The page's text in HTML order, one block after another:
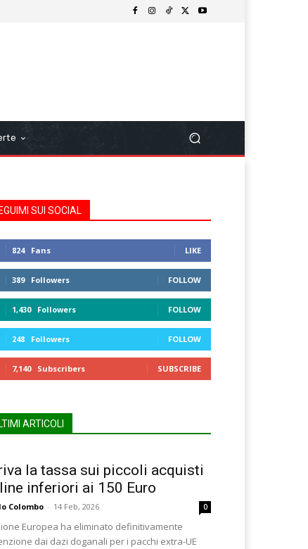
SUI SOCIAL
824 Fans LIKE
389 Followers FOLLOW
1,430 Followers FOLLOW
248 Followers FOLLOW
7,140 Subscribers SUBSCRIBE
ARTICOLI
la tassa sui piccoli acquisti
inferiori ai 150 Euro
Colombo - 14 Feb, 2026 0
Europea ha eliminato definitivamente
dai dazi doganali per i pacchi extra-UE